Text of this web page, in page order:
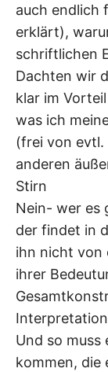
auch endlich
erklärt),
schriftlichen
Dachten wir
klar im
was ich
(frei von evtl.
anderen
Stirn
Nein- wer es
der findet in
ihn nicht von
ihrer
Und so muss
kommen, die